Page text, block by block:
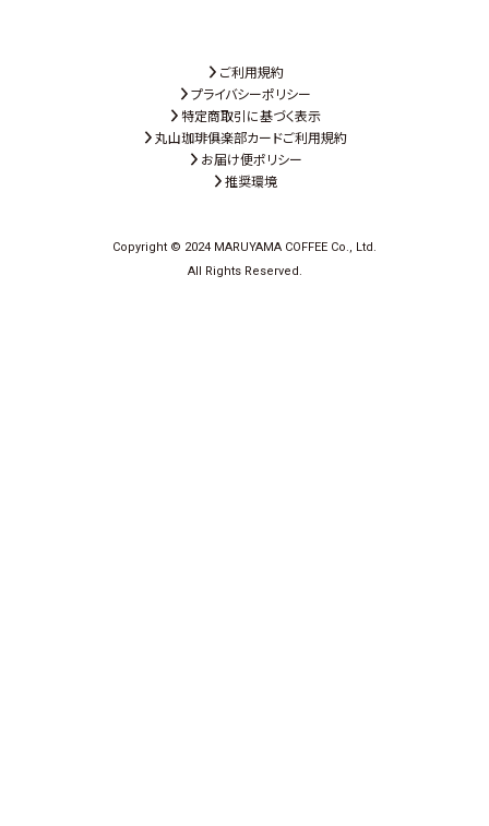
ご利用規約
プライバシーポリシー
特定商取引に基づく表示
丸山珈琲俱楽部カードご利用規約
お届け便ポリシー
推奨環境
Copyright © 2024 MARUYAMA COFFEE Co., Ltd.
All Rights Reserved.